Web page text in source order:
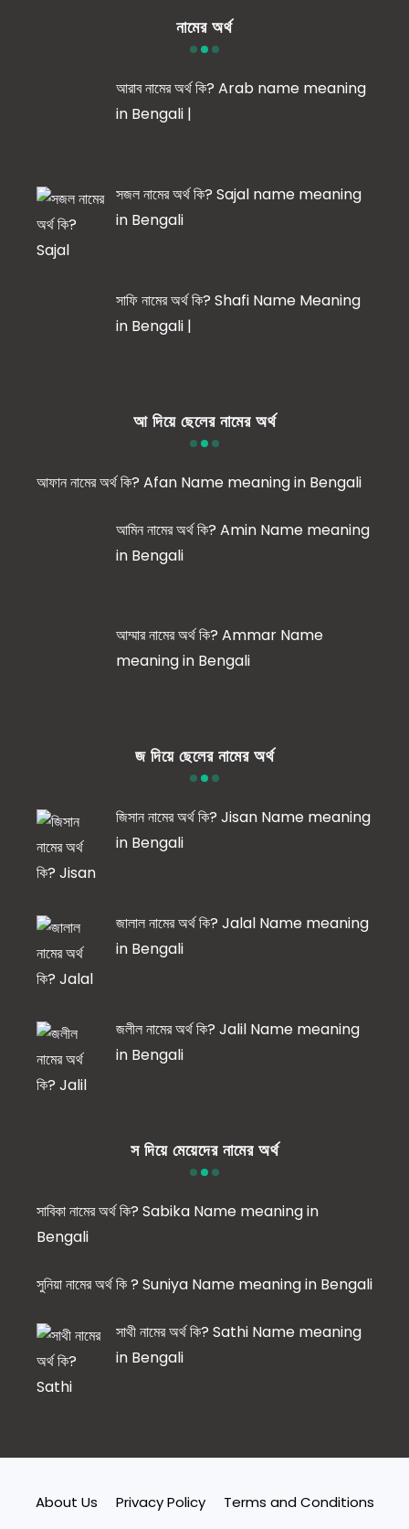
নামের অর্থ
আরাব নামের অর্থ কি? Arab name meaning
in Bengali |
সজল নামের অর্থ কি? Sajal name meaning
in Bengali
সাফি নামের অর্থ কি? Shafi Name Meaning
in Bengali |
আ দিয়ে ছেলের নামের অর্থ
আফান নামের অর্থ কি? Afan Name meaning in Bengali
আমিন নামের অর্থ কি? Amin Name meaning
in Bengali
আম্মার নামের অর্থ কি? Ammar Name
meaning in Bengali
জ দিয়ে ছেলের নামের অর্থ
জিসান নামের অর্থ কি? Jisan Name meaning
in Bengali
জালাল নামের অর্থ কি? Jalal Name meaning
in Bengali
জলীল নামের অর্থ কি? Jalil Name meaning
in Bengali
স দিয়ে মেয়েদের নামের অর্থ
সাবিকা নামের অর্থ কি? Sabika Name meaning in
Bengali
সুনিয়া নামের অর্থ কি ? Suniya Name meaning in Bengali
সাথী নামের অর্থ কি? Sathi Name meaning
in Bengali
About Us Privacy Policy
Terms and Conditions